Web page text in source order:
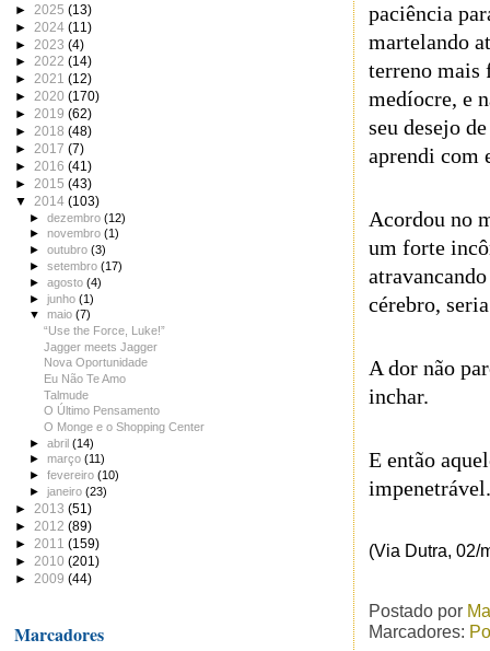
paciência
martelando
terreno mais
medíocre, e
seu desejo
aprendi com
Acordou no
um forte
cérebro,
A dor não
inchar.
E então
(Via Dutra, 02/
Postado por
Marcadores:
► 2025 (13)
► 2024 (11)
► 2023 (4)
► 2022 (14)
► 2021 (12)
► 2020 (170)
► 2019 (62)
► 2018 (48)
► 2017 (7)
► 2016 (41)
► 2015 (43)
▼ 2014 (103)
►dezembro(12)
►novembro(1)
►outubro(3)
►setembro(17)
►agosto(4)
►junho(1)
▼maio(7)
“Use the Force, Luke!”
Jagger meets Jagger
Nova Oportunidade
Eu Não Te Amo
Talmude
O Último Pensamento
O Monge e o Shopping Center
►abril(14)
►março(11)
►fevereiro(10)
►janeiro(23)
► 2013 (51)
► 2012 (89)
► 2011 (159)
► 2010 (201)
► 2009 (44)
Marcadores